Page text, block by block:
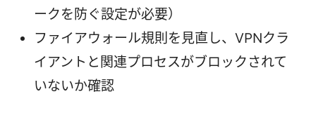
ークを防ぐ設定が必要）
ファイアウォール規則を見直し、VPNクラ
イアントと関連プロセスがブロックされて
いないか確認